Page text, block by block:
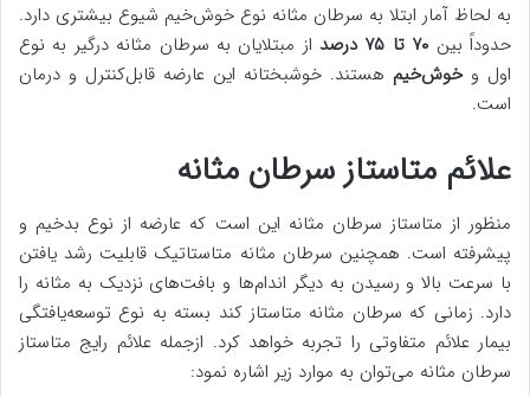
به لحاظ آمار ابتلا به سرطان مثانه نوع خوش‌خیم شیوع بیشتری دارد.
حدوداً بین ۷۰ تا ۷۵ درصد
از مبتلایان به سرطان مثانه درگیر به نوع
اول وخوش‌خیم هستند. خوشبختانه این عارضه قابل‌کنترل و درمان
است.
علائم متاستاز سرطان مثانه
منظور از متاستاز سرطان مثانه این است که عارضه از نوع بدخیم و
پیشرفته است. همچنین سرطان مثانه متاستاتیک قابلیت رشد یافتن
با سرعت بالا و رسیدن به دیگر اندام‌ها و بافت‌های نزدیک به مثانه را
دارد. زمانی که سرطان مثانه متاستاز کند بسته به نوع توسعه‌یافتگی
بیمار علائم متفاوتی را تجربه خواهد کرد. ازجمله علائم رایج متاستاز
سرطان مثانه می‌توان به موارد زیر اشاره نمود: